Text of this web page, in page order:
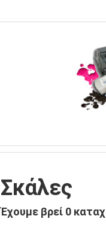
Σκάλες
Έχουμε βρεί 0